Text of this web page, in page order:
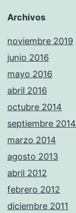
Archivos
noviembre 2019
junio 2016
mayo 2016
abril 2016
octubre 2014
septiembre 2014
marzo 2014
agosto 2013
abril 2012
febrero 2012
diciembre 2011